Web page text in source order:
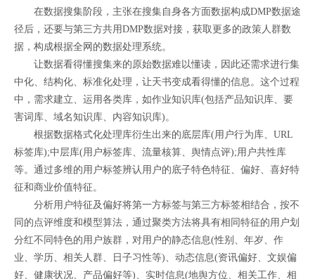
在数据搜集阶段，主张在搜集自身各方面数据构成DMP数据途
径后，还要与第三方共用DMP数据对接，获取更多的政策人群数
据，构成根据全网的数据处理系统。
让数据看得懂搜集来的原始数据难以懂读，因此还需求进行集
中化、结构化、标准化处理，让天书变成看得懂的信息。这个过程
中，需求建立、运用各类库，如作业知识库(包括产品知识库、要
害词库、域名知识库、内容知识库)。
根据数据格式化处理库衍生出来的底层库(用户行为库、URL
标签库);中层库(用户标签库、流量核算、舆情点评);用户共性库
等。通过多维的用户标签辨认用户的底子特色特征、偏好、喜好特
征和商业价值特征。
分析用户特征及偏好将第一方标签与第三方标签相结合，按不
同的点评维度和模型算法，通过聚类方法将具有相同特征的用户划
分红不同特色的用户族群，对用户的静态信息(性别、年岁、作
业、学历、相关人群、日子习性等)、动态信息(资讯偏好、文娱偏
好、健康状况、产品偏好等)、实时信息(地舆方位、相关工作、相